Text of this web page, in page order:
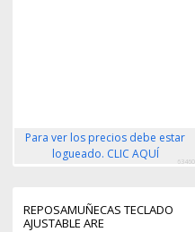
Para ver los precios debe estar
logueado. CLIC AQUÍ
63460
REPOSAMUÑECAS TECLADO
AJUSTABLE ARE